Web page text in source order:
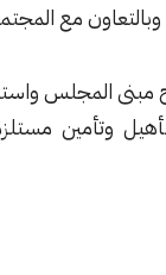
المجتمع المحلي.
واستئناف تقديم
مستلزمات العمل